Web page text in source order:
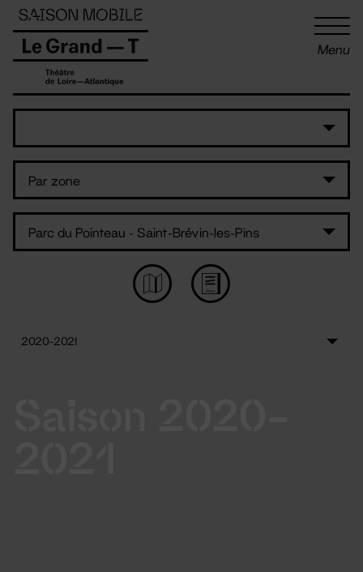
Menu
Panneau de gestion des cookies